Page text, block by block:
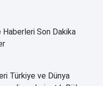
Son Dakika
Türkiye ve Dünya